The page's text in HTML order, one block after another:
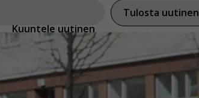
Kuuntele uutinen
Tulosta uutinen